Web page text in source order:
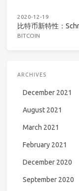
2020-12-19
比特币新特性：
BITCOIN
ARCHIVES
December 2021
August 2021
March 2021
February 2021
December 2020
September 2020